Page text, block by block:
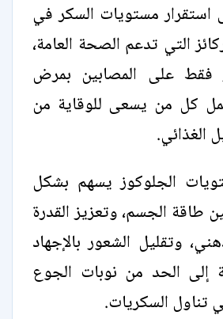
استقرار مستويات السكر في
التي تدعم الصحة العامة،
فقط على المصابين بمرض
كل من يسعى للوقاية من
الغذائي.
الجلوكوز يسهم بشكل
الجسم، وتعزيز القدرة
وتقليل الشعور بالإجهاد
إلى الحد من نوبات الجوع
تناول السكريات.